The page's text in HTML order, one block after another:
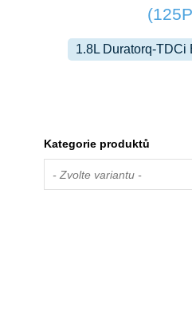
1.8L Duratorq-TDCi
Kategorie produktů
- Zvolte variantu -